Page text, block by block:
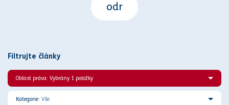
odr
Filtrujte články
Oblast práva: Vybrány 1 položky
Kategorie: Vše